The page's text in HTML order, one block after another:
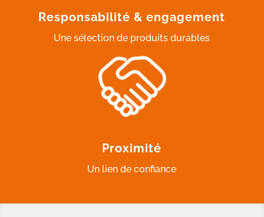
Responsabilité & engagement
Une sélection de produits durables
Proximité
Un lien de confiance